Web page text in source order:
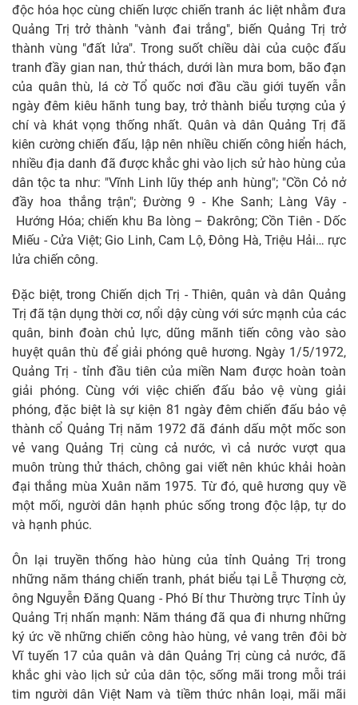
độc hóa học cùng chiến lược chiến tranh ác liệt nhằm đưa
Quảng Trị trở thành "vành đai trắng", biến Quảng Trị trở
thành vùng "đất lửa". Trong suốt chiều dài của cuộc đấu
tranh đầy gian nan, thử thách, dưới làn mưa bom, bão đạn
của quân thù, lá cờ Tổ quốc nơi đầu cầu giới tuyến vẫn
ngày đêm kiêu hãnh tung bay, trở thành biểu tượng của ý
chí và khát vọng thống nhất. Quân và dân Quảng Trị đã
kiên cường chiến đấu, lập nên nhiều chiến công hiển hách,
nhiều địa danh đã được khắc ghi vào lịch sử hào hùng của
dân tộc ta như: "Vĩnh Linh lũy thép anh hùng"; "Cồn Cỏ nở
đầy hoa thắng trận"; Đường 9 - Khe Sanh; Làng Vây -
Hướng Hóa; chiến khu Ba lòng – Đakrông; Cồn Tiên - Dốc
Miếu - Cửa Việt; Gio Linh, Cam Lộ, Đông Hà, Triệu Hải… rực
lửa chiến công.
Đặc biệt, trong Chiến dịch Trị - Thiên, quân và dân Quảng
Trị đã tận dụng thời cơ, nổi dậy cùng với sức mạnh của các
quân, binh đoàn chủ lực, dũng mãnh tiến công vào sào
huyệt quân thù để giải phóng quê hương. Ngày 1/5/1972,
Quảng Trị - tỉnh đầu tiên của miền Nam được hoàn toàn
giải phóng. Cùng với việc chiến đấu bảo vệ vùng giải
phóng, đặc biệt là sự kiện 81 ngày đêm chiến đấu bảo vệ
thành cổ Quảng Trị năm 1972 đã đánh dấu một mốc son
vẻ vang Quảng Trị cùng cả nước, vì cả nước vượt qua
muôn trùng thử thách, chông gai viết nên khúc khải hoàn
đại thắng mùa Xuân năm 1975. Từ đó, quê hương quy về
một mối, người dân hạnh phúc sống trong độc lập, tự do
và hạnh phúc.
Ôn lại truyền thống hào hùng của tỉnh Quảng Trị trong
những năm tháng chiến tranh, phát biểu tại Lễ Thượng cờ,
ông Nguyễn Đăng Quang - Phó Bí thư Thường trực Tỉnh ủy
Quảng Trị nhấn mạnh: Năm tháng đã qua đi nhưng những
ký ức về những chiến công hào hùng, vẻ vang trên đôi bờ
Vĩ tuyến 17 của quân và dân Quảng Trị cùng cả nước, đã
khắc ghi vào lịch sử của dân tộc, sống mãi trong mỗi trái
tim người dân Việt Nam và tiềm thức nhân loại, mãi mãi